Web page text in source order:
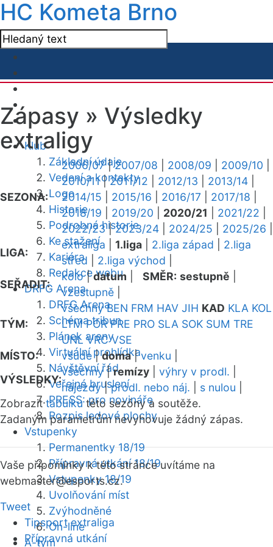
HC Kometa Brno
Klub
Základní údaje
Vedení a kontakty
Logo
Historie
Podrobná historie
Ke stažení
Kariéra
Redakce webu
DRFG Arena
DRFG Arena
Schéma tribun
Plánek areny
Virtuální prohlídka
Návštěvní řád
Veřejné bruslení
PRESS: pro novináře
Rozpis ledové plochy
Vstupenky
Permanentky 18/19
Přípravná utkání 18/19
Vstupenky 18/19
Uvolňování míst
Zvýhodněné
On-line
A-tým
Zápasy » Výsledky
extraligy
SEZONA:
2006/07|2007/08 2008/09 2009/10
2010/11|2011/12 2012/13 2013/14
2014/15
2015/16 2016/17 2017/18
2018/19
2019/20 2020/21 2021/22
2022/23|2023/24 2024/25 2025/26
LIGA:
extraliga 1.liga 2.liga západ
2.liga
střed
2.liga východ
SEŘADIT:
kolo|datum SMĚR: sestupně
vzestupně
TÝM:
všechny BEN FRM HAV JIH KAD KLA KOL
LTM POR PRE PRO SLA SOK SUM TRE
UNL VRC VSE
MÍSTO:
všude|doma|venku
VÝSLEDKY:
všechny|remízy výhry v prodl.
nájezdy|prodl. nebo náj. s nulou
Zobrazittabulkutéto sezóny a soutěže.
Zadaným parametrům nevyhovuje žádný zápas.
Vaše připomínky k této stránce uvítáme na
webmaster@esports.cz.
Tweet
Tipsport extraliga
Přípravná utkání